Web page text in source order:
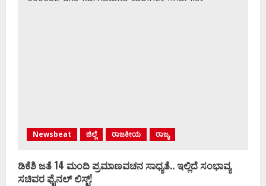
Newsbeat ಜಿಲ್ಲೆ ರಾಜಕೀಯ ರಾಜ್ಯ
ಡಿಕೆಶಿ ಜತೆ 14 ಮಂದಿ ಪ್ರಮಾಣವಚನ ಸಾಧ್ಯತೆ.. ಇಲ್ಲಿದೆ ಸಂಭಾವ್ಯ
ಸಚಿವರ ಫೈನಲ್ ಲಿಸ್ಟ್‌!